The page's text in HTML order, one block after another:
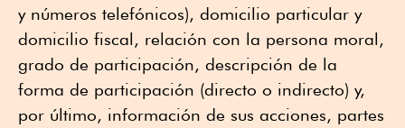
y números telefónicos), domicilio particular y
domicilio fiscal, relación con la persona moral,
grado de participación, descripción de la
forma de participación (directo o indirecto) y,
por último, información de sus acciones, partes